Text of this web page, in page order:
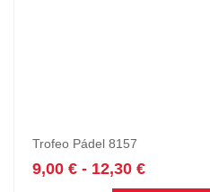
Trofeo Pádel 8157
9,00 € - 12,30 €